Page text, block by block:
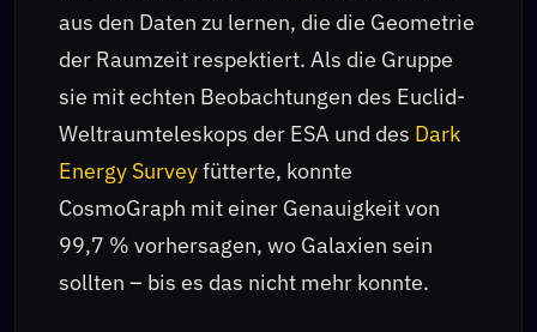
aus den Daten zu lernen, die die Geometrie
der Raumzeit respektiert. Als die Gruppe
sie mit echten Beobachtungen des Euclid-
Weltraumteleskops der ESA und des Dark
Energy Surveyfütterte, konnte
CosmoGraph mit einer Genauigkeit von
99,7 % vorhersagen, wo Galaxien sein
sollten – bis es das nicht mehr konnte.